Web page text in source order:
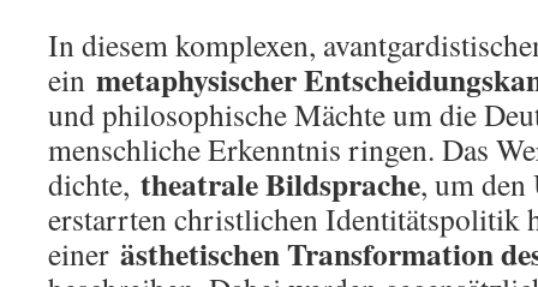
In diesem komplexen,
ein metaphysischer
und philosophische Mächte um die
menschliche Erkenntnis ringen. Das
dichte, theatrale Bildsprache, um den
erstarrten christlichen Identitätspolitik
einer ästhetischen Transformation